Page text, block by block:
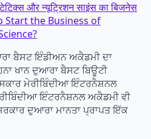
और न्यूट्रिशन साइंस का बिजनेस
Start the Business of
ਬੈਸਟ ਇੰਡੀਅਨ ਅਕੈਡਮੀ ਦਾ
ਖਾਨ ਦੁਆਰਾ ਬੈਸਟ ਬਿਊਟੀ
ਮੇਰੀਬਿੰਦੀਆ ਇੰਟਰਨੈਸ਼ਨਲ
ਇੰਟਰਨੈਸ਼ਨਲ ਅਕੈਡਮੀ ਵੀ
ਦੁਆਰਾ ਮਾਨਤਾ ਪ੍ਰਾਪਤ ਇੱਕ